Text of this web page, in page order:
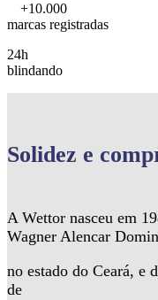
+10.000
marcas registradas
24h
blindando
Solidez e
A Wettor nasceu em
Wagner Alencar
no estado do Ceará, e
de